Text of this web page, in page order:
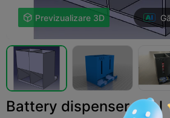
 Previzualizare 3D
Battery dispenser dual